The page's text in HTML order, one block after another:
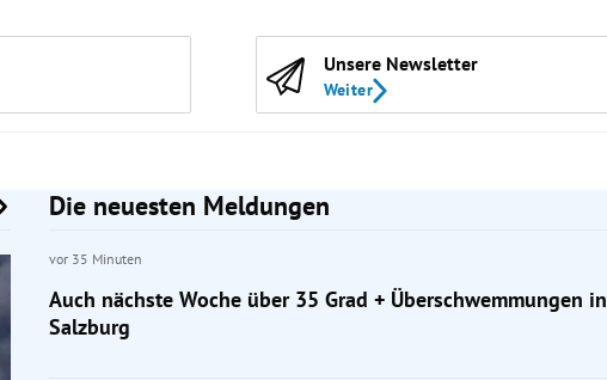
Unsere Newsletter
Weiter
Die neuesten Meldungen
vor 35 Minuten
Auch nächste Woche über 35 Grad + Überschwemmungen in
Salzburg